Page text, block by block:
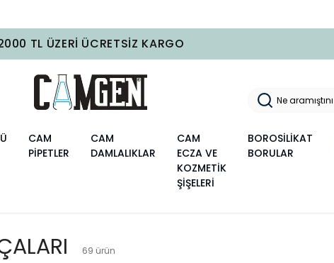
TL ÜZERI ÜCRETSIZ KARGO
CAM
PİPETLER
CAM
DAMLALIKLAR
CAM
ECZA VE
KOZMETİK
ŞİŞELERİ
BOROSİLİKAT
BORULAR
69 ürün